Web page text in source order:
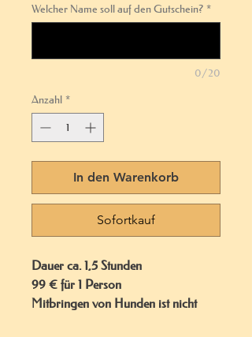
Welcher Name soll auf den Gutschein? *
0/20
Anzahl *
In den Warenkorb
Sofortkauf
Dauer ca. 1,5 Stunden
99 € für 1 Person
Mitbringen von Hunden ist nicht